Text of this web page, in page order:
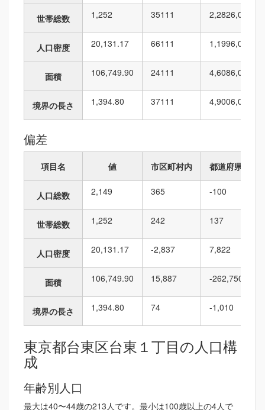
世帯総数 1,252 35111 2,2826,010
人口密度 20,131.17 66111 1,1996,010
面積 106,749.90 24111 4,6086,010
境界の長さ 1,394.80 37111 4,9006,010
偏差
項目名 値 市区町村内 都道府県内
人口総数 2,149 365 -100
世帯総数 1,252 242 137
人口密度 20,131.17 -2,837 7,822
面積 106,749.90 15,887 -262,750
境界の長さ 1,394.80 74 -1,010
東京都台東区台東１丁目の人口構
成
年齢別人口
最大は40〜44歳の213人です。最小は100歳以上の4人で